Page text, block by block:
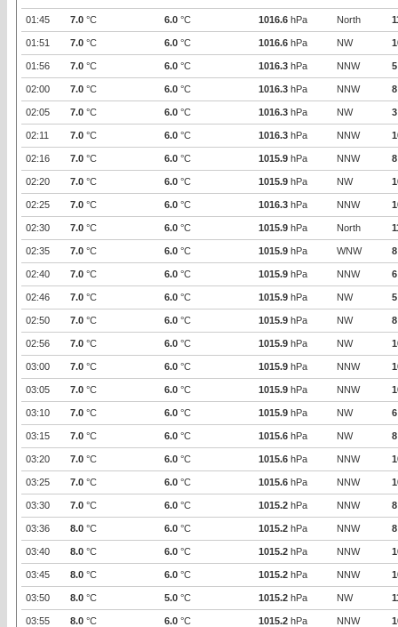
01:45 7.0 °C 6.0 °C 1016.6 hPa North
01:51 7.0 °C 6.0 °C 1016.6 hPa NW
01:56 7.0 °C 6.0 °C 1016.3 hPa NNW 5
02:00 7.0 °C 6.0 °C 1016.3 hPa NNW 8
02:05 7.0 °C 6.0 °C 1016.3 hPa NW 3
02:11 7.0 °C 6.0 °C 1016.3 hPa NNW
02:16 7.0 °C 6.0 °C 1015.9 hPa NNW 8
02:20 7.0 °C 6.0 °C 1015.9 hPa NW
02:25 7.0 °C 6.0 °C 1016.3 hPa NNW
02:30 7.0 °C 6.0 °C 1015.9 hPa North
02:35 7.0 °C 6.0 °C 1015.9 hPa WNW 8
02:40 7.0 °C 6.0 °C 1015.9 hPa NNW 6
02:46 7.0 °C 6.0 °C 1015.9 hPa NW 5
02:50 7.0 °C 6.0 °C 1015.9 hPa NW 8
02:56 7.0 °C 6.0 °C 1015.9 hPa NW
03:00 7.0 °C 6.0 °C 1015.9 hPa NNW
03:05 7.0 °C 6.0 °C 1015.9 hPa NNW
03:10 7.0 °C 6.0 °C 1015.9 hPa NW 6
03:15 7.0 °C 6.0 °C 1015.6 hPa NW 8
03:20 7.0 °C 6.0 °C 1015.6 hPa NNW
03:25 7.0 °C 6.0 °C 1015.6 hPa NNW
03:30 7.0 °C 6.0 °C 1015.2 hPa NNW 8
03:36 8.0 °C 6.0 °C 1015.2 hPa NNW 8
03:40 8.0 °C 6.0 °C 1015.2 hPa NNW
03:45 8.0 °C 6.0 °C 1015.2 hPa NNW
03:50 8.0 °C 5.0 °C 1015.2 hPa NW
03:55 8.0 °C 6.0 °C 1015.2 hPa NNW